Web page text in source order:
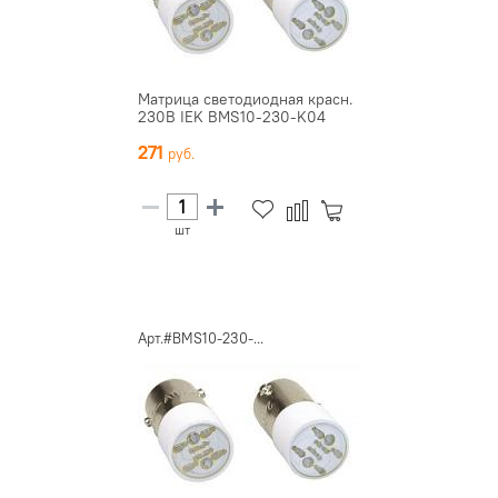
Матрица светодиодная красн.
230В IEK BMS10-230-K04
271
шт
Арт.#BMS10-230-...